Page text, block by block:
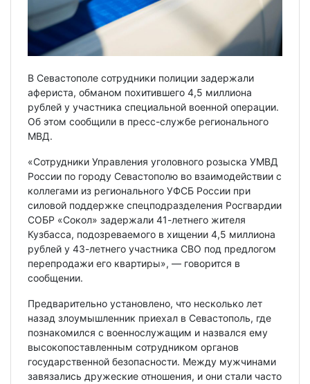
В Севастополе сотрудники полиции задержали
афериста, обманом похитившего 4,5 миллиона
рублей у участника специальной военной операции.
Об этом сообщили в пресс-службе регионального
МВД.
«Сотрудники Управления уголовного розыска УМВД
России по городу Севастополю во взаимодействии с
коллегами из регионального УФСБ России при
силовой поддержке спецподразделения Росгвардии
СОБР «Сокол» задержали 41-летнего жителя
Кузбасса, подозреваемого в хищении 4,5 миллиона
рублей у 43-летнего участника СВО под предлогом
перепродажи его квартиры», — говорится в
сообщении.
Предварительно установлено, что несколько лет
назад злоумышленник приехал в Севастополь, где
познакомился с военнослужащим и назвался ему
высокопоставленным сотрудником органов
государственной безопасности. Между мужчинами
завязались дружеские отношения, и они стали часто